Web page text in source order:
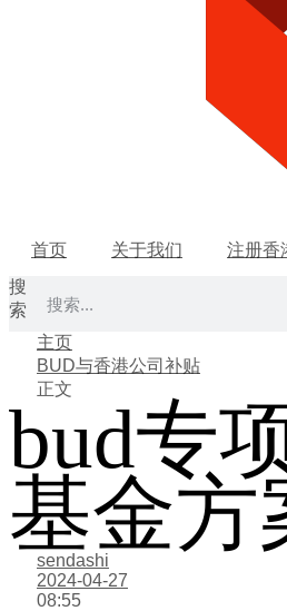
首页 关于我们 注册香
搜
索
主页
BUD与香港公司补贴
正文
bud专
基金方
sendashi
2024-04-27
08:55